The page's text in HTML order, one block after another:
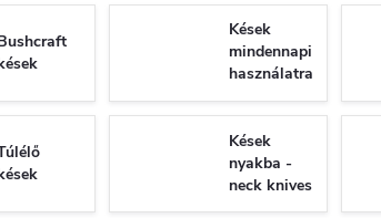
Kések
mindennapi
használatra
Kések
nyakba -
neck knives